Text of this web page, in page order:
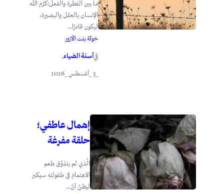
ما بين الفطرة والفعل:كرَّم الله
الإنسان بالعقل والبصيرة،
ليكون قادرًا...
خولة بنت الأزور
فيأسنة الضياء.
إهمال عاطفي؛
حلقة مفرغة
الَّذي لم يتذوَّق طعم
الاهتمام في طفولته سيكبر
ليظنَّ أنَّ...